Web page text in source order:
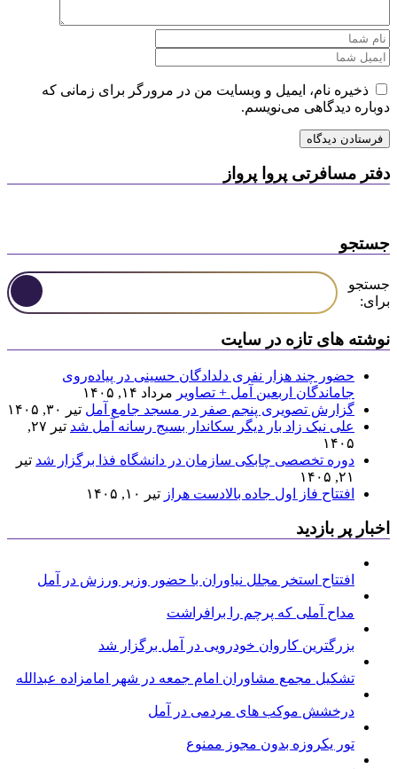
ذخیره نام، ایمیل و وبسایت من در مرورگر برای زمانی که
دوباره دیدگاهی می‌نویسم.
دفتر مسافرتی پروا پرواز
جستجو
جستجو
برای:
نوشته های تازه در سایت
حضور چند هزار نفری دلدادگان حسینی در پیاده‌روی
جاماندگان اربعین آمل + تصاویر مرداد ۱۴, ۱۴۰۵
گزارش تصویری پنجم صفر در مسجد جامع آمل تیر ۳۰, ۱۴۰۵
علی نیک زاد بار دیگر سکاندار بسیج رسانه آمل شد
تیر ۲۷,
۱۴۰۵
دوره تخصصی چابکی سازمان در دانشگاه فذا برگزار شد تیر
۲۱, ۱۴۰۵
افتتاح فاز اول جاده بالادست هراز تیر ۱۰, ۱۴۰۵
اخبار پر بازدید
افتتاح استخر مجلل نیاوران با حضور وزیر ورزش در آمل
مداح آملی که پرچم را برافراشت
بزرگترین کاروان خودرویی در آمل برگزار شد
تشکیل مجمع مشاوران امام جمعه در شهر امامزاده عبدالله
درخشش موکب های مردمی در آمل
تور یکروزه بدون مجوز ممنوع